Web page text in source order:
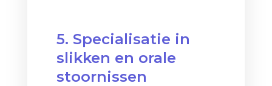
5. Specialisatie in
slikken en orale
stoornissen